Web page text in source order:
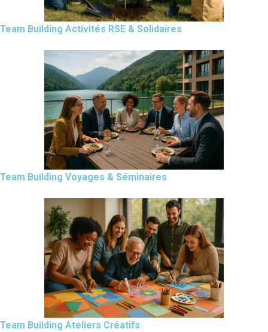
Team Building Activités RSE & Solidaires
Team Building Voyages & Séminaires
Team Building Ateliers Créatifs